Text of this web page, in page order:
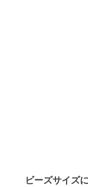
ビーズサイズ